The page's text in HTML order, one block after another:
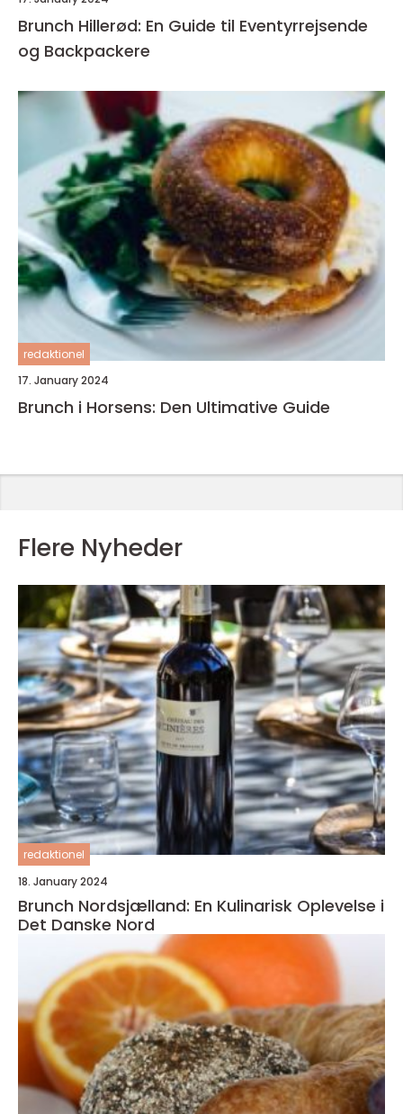
Brunch Hillerød: En Guide til Eventyrrejsende
og Backpackere
redaktionel
17. January 2024
Brunch i Horsens: Den Ultimative Guide
Flere Nyheder
redaktionel
18. January 2024
Brunch Nordsjælland: En Kulinarisk Oplevelse i
Det Danske Nord